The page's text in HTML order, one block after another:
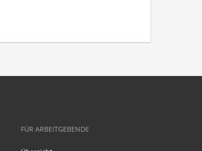
FÜR ARBEITGEBENDE